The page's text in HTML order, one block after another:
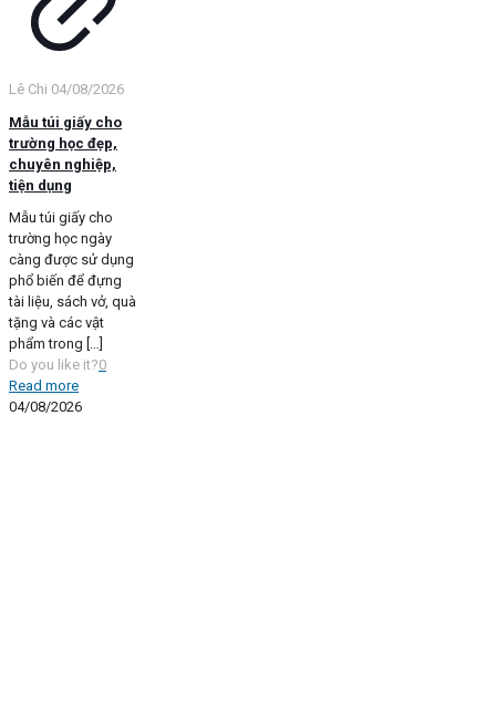
Lê Chi 04/08/2026
Mẫu túi giấy cho
trường học đẹp,
chuyên nghiệp,
tiện dụng
Mẫu túi giấy cho
trường học ngày
càng được sử dụng
phổ biến để đựng
tài liệu, sách vở, quà
tặng và các vật
phẩm trong […]
Do you like it?0
Read more
04/08/2026